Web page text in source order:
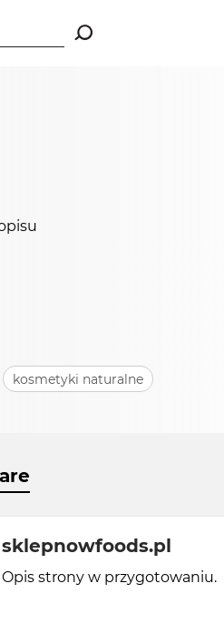
kosmetyki naturalne
sklepnowfoods.pl
Opis strony w przygotowaniu.